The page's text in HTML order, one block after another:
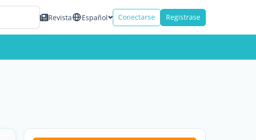
Revista Español Conectarse Registrase